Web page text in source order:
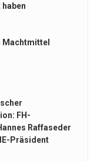
Machtmittel
FH-
Raffaseder
Präsident